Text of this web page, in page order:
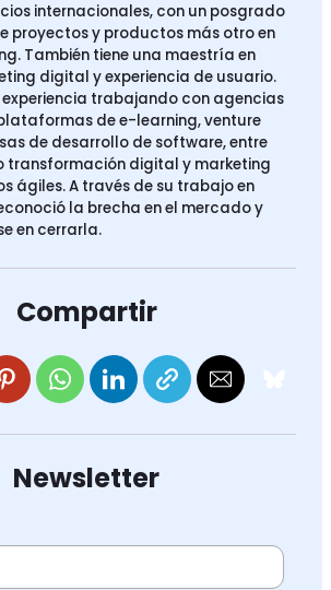
internacionales, con un posgrado
proyectos y productos más otro en
También tiene una maestría en
digital y experiencia de usuario.
experiencia trabajando con agencias
de e-learning, venture
de desarrollo de software, entre
transformación digital y marketing
ágiles. A través de su trabajo en
la brecha en el mercado y
en cerrarla.
Compartir
Newsletter